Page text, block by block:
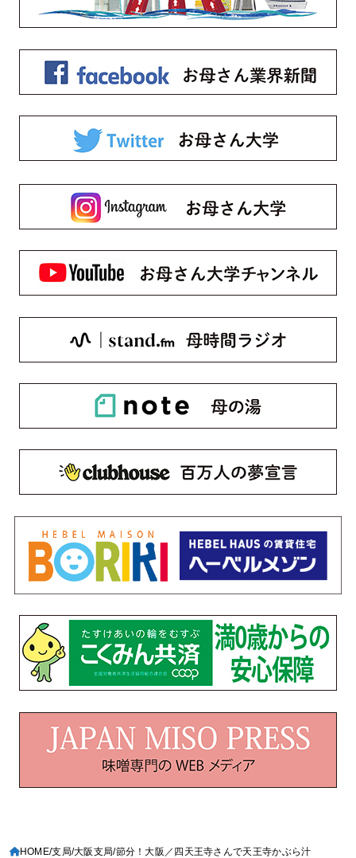
HOME 支局 大阪支局 節分！大阪／四天王寺さんで天王寺かぶら汁